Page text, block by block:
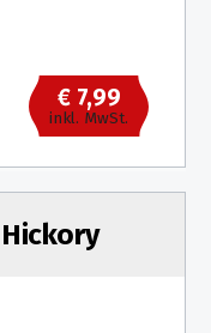
€ 7,99
inkl. MwSt.